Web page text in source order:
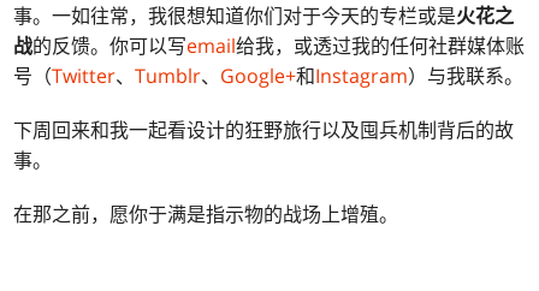
事。一如往常，我很想知道你们对于今天的专栏或是火花之
战的反馈。你可以写email给我，或透过我的任何社群媒体账
号（Twitter、Tumblr、 Google+和Instagram）与我联系。
下周回来和我一起看设计的狂野旅行以及囤兵机制背后的故
事。
在那之前，愿你于满是指示物的战场上增殖。